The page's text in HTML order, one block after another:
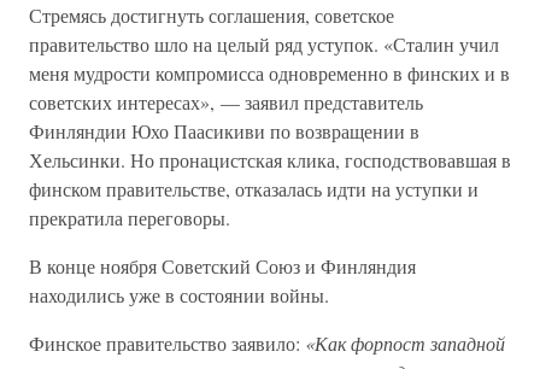
Стремясь достигнуть соглашения, советское
правительство шло на целый ряд уступок. «Сталин учил
меня мудрости компромисса одновременно в финских и в
советских интересах», — заявил представитель
Финляндии Юхо Паасикиви по возвращении в
Хельсинки. Но пронацистская клика, господствовавшая в
финском правительстве, отказалась идти на уступки и
прекратила переговоры.
В конце ноября Советский Союз и Финляндия
находились уже в состоянии войны.
Финское правительство заявило: «Как форпост западной